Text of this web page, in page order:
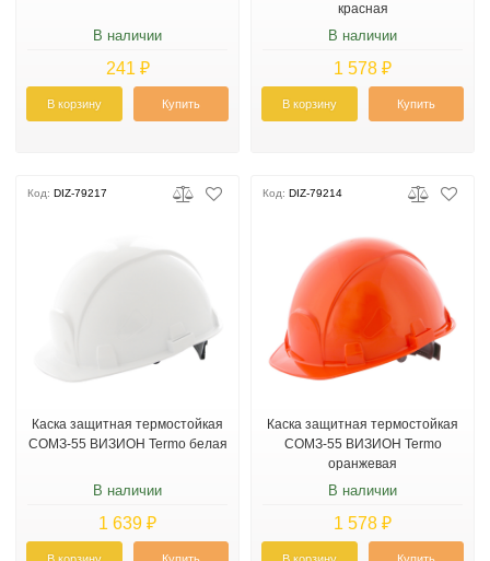
В наличии
241 ₽
В корзину Купить
красная
В наличии
1 578 ₽
В корзину Купить
Код: DIZ-79217
Каска защитная термостойкая
СОМЗ-55 ВИЗИОН Termo белая
В наличии
1 639 ₽
Код: DIZ-79214
Каска защитная термостойкая
СОМЗ-55 ВИЗИОН Termo
оранжевая
В наличии
1 578 ₽